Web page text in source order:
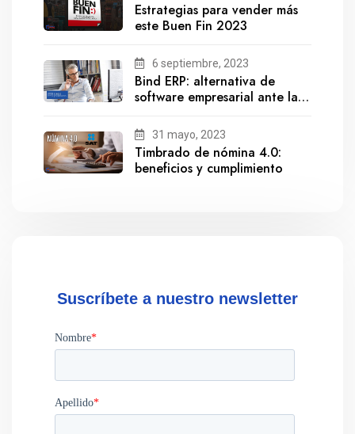
Estrategias para vender más
este Buen Fin 2023
6 septiembre, 2023
Bind ERP: alternativa de
software empresarial ante la
31 mayo, 2023
Timbrado de nómina 4.0:
beneficios y cumplimiento
Suscríbete a nuestro newsletter